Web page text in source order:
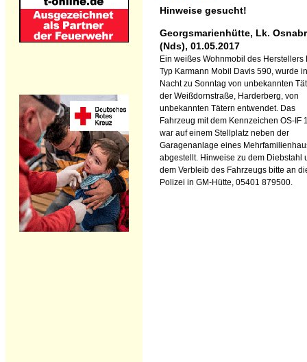
Hinweise gesucht!
Georgsmarienhütte, Lk.
(Nds), 01.05.2017
Ein weißes Wohnmobil des Herstellers
Typ Karmann Mobil Davis 590, wurde
Nacht zu Sonntag von unbekannten
der Weißdornstraße, Harderberg, von
unbekannten Tätern entwendet. Das
Fahrzeug mit dem Kennzeichen OS-IF
war auf einem Stellplatz neben der
Garagenanlage eines
abgestellt. Hinweise zu dem Diebstahl
dem Verbleib des Fahrzeugs bitte an
Polizei in GM-Hütte, 05401 879500.